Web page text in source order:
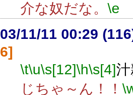
介な奴だな。 \e
03/11/11 00:29
6]
\t\u\s[12]\h\s[4]
じちゃ～ん！！